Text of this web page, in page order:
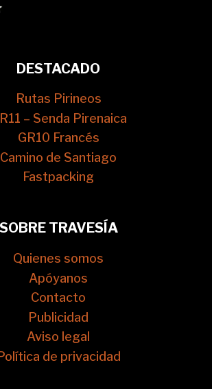
DESTACADO
Rutas Pirineos
– Senda Pirenaica
GR10 Francés
Camino de Santiago
Fastpacking
SOBRE TRAVESÍA
Quienes somos
Apóyanos
Contacto
Publicidad
Aviso legal
Política de privacidad